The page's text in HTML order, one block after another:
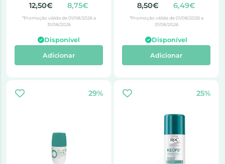
12,50€ 8,75€
*Promoção válida de 01/08/2026 a
31/08/2026
Disponível
Adicionar
8,50€ 6,49€
*Promoção válida de 01/08/2026 a
31/08/2026
Disponível
Adicionar
29% 25%